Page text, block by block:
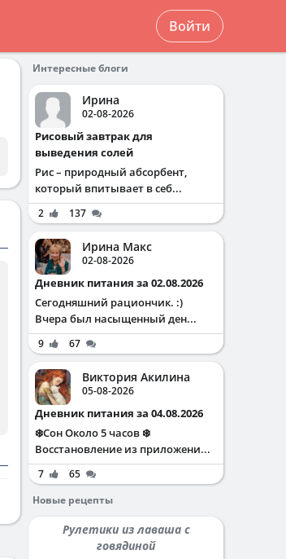
Войти
Интересные блоги
Ирина
02-08-2026
Рисовый завтрак для
выведения солей
Рис – природный абсорбент,
который впитывает в себ...
2 137
Ирина Макс
02-08-2026
Дневник питания за 02.08.2026
Сегодняшний рациончик. :)
Вчера был насыщенный ден...
9 67
Виктория Акилина
05-08-2026
Дневник питания за 04.08.2026
❄️Сон Около 5 часов ❄️
Восстановление из приложени...
7
65
Новые рецепты
Рулетики из лаваша с
говядиной